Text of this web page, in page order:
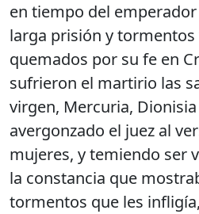
en tiempo del
larga prisión y
quemados por su fe en
sufrieron el martirio las
virgen, Mercuria,
avergonzado el juez al
mujeres, y temiendo ser
la constancia que
tormentos que les